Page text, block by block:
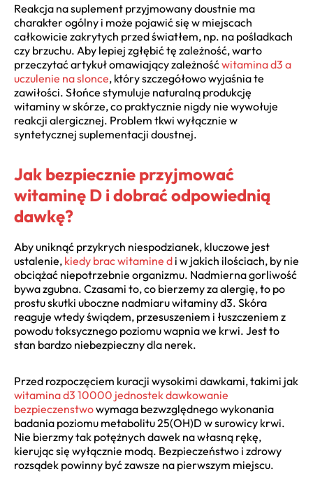
Reakcja na suplement przyjmowany doustnie ma
charakter ogólny i może pojawić się w miejscach
całkowicie zakrytych przed światłem, np. na pośladkach
czy brzuchu. Aby lepiej zgłębić tę zależność, warto
przeczytać artykuł omawiający zależnośćwitamina d3 a
uczulenie na slonce, który szczegółowo wyjaśnia te
zawiłości. Słońce stymuluje naturalną produkcję
witaminy w skórze, co praktycznie nigdy nie wywołuje
reakcji alergicznej. Problem tkwi wyłącznie w
syntetycznej suplementacji doustnej.
Jak bezpiecznie przyjmować
witaminę D i dobrać odpowiednią
dawkę?
Aby uniknąć przykrych niespodzianek, kluczowe jest
ustalenie, kiedy brac witamine d i w jakich ilościach, by nie
obciążać niepotrzebnie organizmu. Nadmierna gorliwość
bywa zgubna. Czasami to, co bierzemy za alergię, to po
prostu skutki uboczne nadmiaru witaminy d3. Skóra
reaguje wtedy świądem, przesuszeniem i łuszczeniem z
powodu toksycznego poziomu wapnia we krwi. Jest to
stan bardzo niebezpieczny dla nerek.
Przed rozpoczęciem kuracji wysokimi dawkami, takimi jak
witamina d3 10000 jednostek dawkowanie
bezpieczenstwowymaga bezwzględnego wykonania
badania poziomu metabolitu 25(OH)D w surowicy krwi.
Nie bierzmy tak potężnych dawek na własną rękę,
kierując się wyłącznie modą. Bezpieczeństwo i zdrowy
rozsądek powinny być zawsze na pierwszym miejscu.